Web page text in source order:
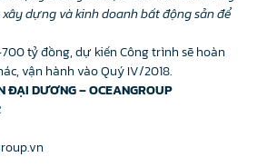
dựng và kinh doanh bất động sản để
tỷ đồng, dự kiến Công trình sẽ hoàn
vận hành vào Quý IV/2018.
ĐẠI DƯƠNG – OCEANGROUP